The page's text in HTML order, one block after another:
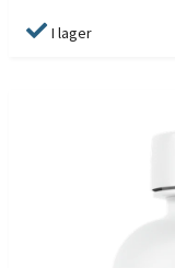
I lager